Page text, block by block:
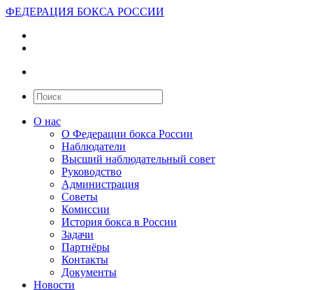
ФЕДЕРАЦИЯ БОКСА РОССИИ
О нас
О Федерации бокса России
Наблюдатели
Высший наблюдательный совет
Руководство
Администрация
Советы
Комиссии
История бокса в России
Задачи
Партнёры
Контакты
Документы
Новости